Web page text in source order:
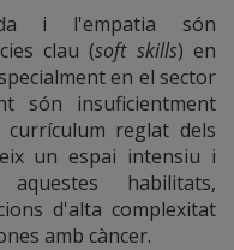
i l'empatia són
clau (soft skills) en
en el sector
són insuficientment
reglat dels
un espai intensiu i
habilitats,
d'alta complexitat
amb càncer.